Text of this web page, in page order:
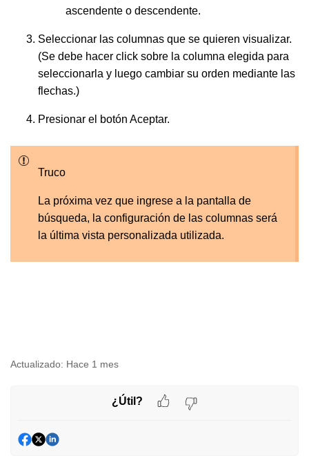
ascendente o descendente.
Seleccionar las columnas que se quieren visualizar.
(Se debe hacer click sobre la columna elegida para
seleccionarla y luego cambiar su orden mediante las
flechas.)
Presionar el botón Aceptar.
Truco
La próxima vez que ingrese a la pantalla de
búsqueda, la configuración de las columnas será
la última vista personalizada utilizada.
Actualizado: Hace 1 mes
¿Útil?